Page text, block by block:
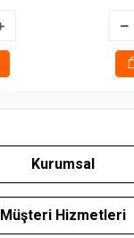
Kurumsal
Müşteri Hizmetleri